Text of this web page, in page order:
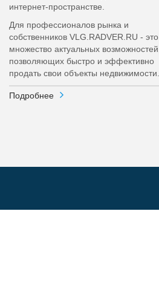
интернет-пространстве.
Для профессионалов рынка и
собственников VLG.RADVER.RU - это
множество актуальных возможностей,
позволяющих быстро и эффективно
продать свои объекты недвижимости.
Подробнее